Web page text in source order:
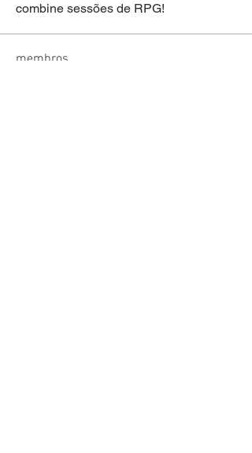
combine sessões de RPG!
membros